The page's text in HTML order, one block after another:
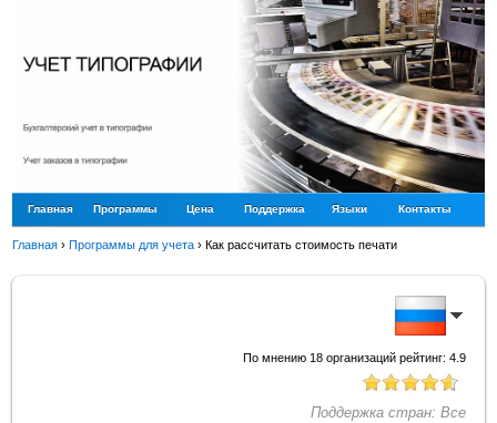
Главная Программы Цена Поддержка Языки Контакты
Главная ›Программы для учета ›Как рассчитать стоимость печати
По мнению 18организаций рейтинг: 4.9
Поддержка стран: Все